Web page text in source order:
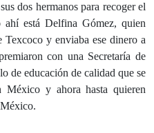
dos hermanos para recoger el
está Delfina Gómez, quien
Texcoco y enviaba ese dinero a
con una Secretaría de
de educación de calidad que se
México y ahora hasta quieren